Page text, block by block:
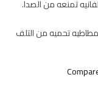
تمنعه من الصدا.
تحميه من التلف